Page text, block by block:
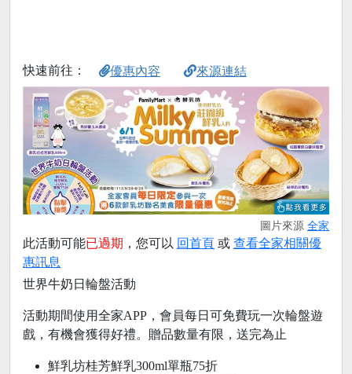
快速前往： 優惠內容 來源連結
圖片來源 全家
此活動可能已過期 ，您可以 回首頁 或 查看全家相關優
惠訊息
世界牛奶日輪盤活動
活動期間使用全家APP，會員每日可免費玩一次輪盤遊
戲，有機會獲得好禮。贈品數量有限，送完為止
鮮乳坊桂芳鮮乳300ml單瓶75折